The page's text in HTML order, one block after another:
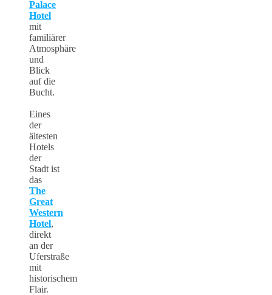
Palace
Hotel
mit
familiärer
Atmosphäre
und
Blick
auf die
Bucht.
Eines
der
ältesten
Hotels
der
Stadt ist
das
The
Great
Western
Hotel,
direkt
an der
Uferstraße
mit
historischem
Flair.